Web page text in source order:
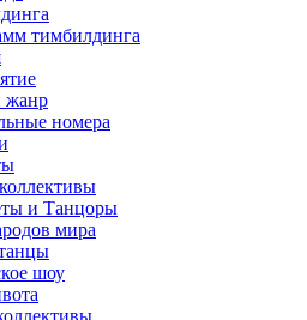
тимбилдинга
жанр
номера
и Танцоры
мира
шоу